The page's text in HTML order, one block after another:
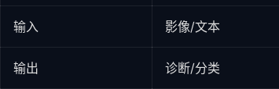
输入 影像/文本
输出 诊断/分类